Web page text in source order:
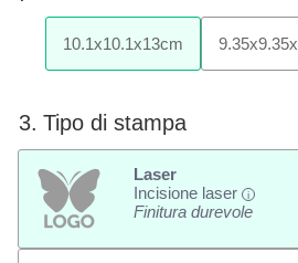
10.1x10.1x13cm 9.35x9.35x
3. Tipo di stampa
Laser
Incisione laser
i
Finitura durevole